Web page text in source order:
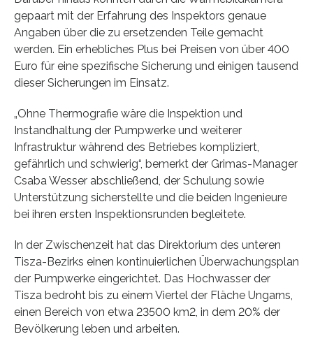
gepaart mit der Erfahrung des Inspektors genaue
Angaben über die zu ersetzenden Teile gemacht
werden. Ein erhebliches Plus bei Preisen von über 400
Euro für eine spezifische Sicherung und einigen tausend
dieser Sicherungen im Einsatz.
„Ohne Thermografie wäre die Inspektion und
Instandhaltung der Pumpwerke und weiterer
Infrastruktur während des Betriebes kompliziert,
gefährlich und schwierig“, bemerkt der Grimas-Manager
Csaba Wesser abschließend, der Schulung sowie
Unterstützung sicherstellte und die beiden Ingenieure
bei ihren ersten Inspektionsrunden begleitete.
In der Zwischenzeit hat das Direktorium des unteren
Tisza-Bezirks einen kontinuierlichen Überwachungsplan
der Pumpwerke eingerichtet. Das Hochwasser der
Tisza bedroht bis zu einem Viertel der Fläche Ungarns,
einen Bereich von etwa 23500 km2, in dem 20% der
Bevölkerung leben und arbeiten.